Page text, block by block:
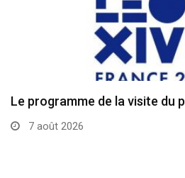
Le programme de la visite du
7 août 2026